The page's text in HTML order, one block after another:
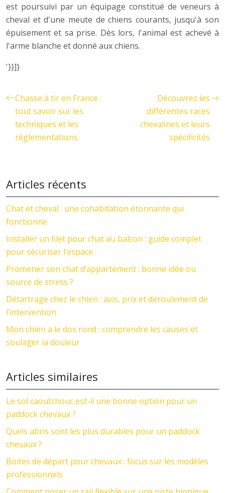
est poursuivi par un équipage constitué de veneurs à
cheval et d'une meute de chiens courants, jusqu'à son
épuisement et sa prise. Dès lors, l'animal est achevé à
l'arme blanche et donné aux chiens.
'}}]}
Chasse à tir en France :
tout savoir sur les
techniques et les
réglementations
Découvrez les
différentes races
chevalines et leurs
spécificités
Articles récents
Chat et cheval : une cohabitation étonnante qui
fonctionne
Installer un filet pour chat au balcon : guide complet
pour sécuriser l’espace
Promener son chat d’appartement : bonne idée ou
source de stress ?
Détartrage chez le chien : avis, prix et déroulement de
l’intervention
Mon chien a le dos rond : comprendre les causes et
soulager la douleur
Articles similaires
Le sol caoutchouc est-il une bonne option pour un
paddock chevaux ?
Quels abris sont les plus durables pour un paddock
chevaux ?
Boites de départ pour chevaux : focus sur les modèles
professionnels